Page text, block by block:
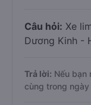
Câu hỏi: Xe
Dương Kinh -
Trả lời: Nếu bạn
cùng trong ngày